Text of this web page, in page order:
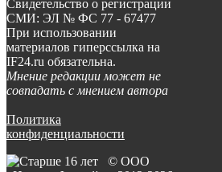
Свидетельство о регистрации
СМИ: ЭЛ № ФС 77 - 67477
При использовании
материалов гиперссылка на
IF24.ru обязательна.
Мнение редакции может не
совпадать с мнением автора
Политика
конфиденциальности
© ООО